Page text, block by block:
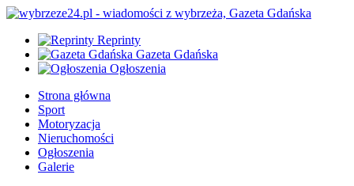
Reprinty
Gazeta Gdańska
Ogłoszenia
Strona główna
Sport
Motoryzacja
Nieruchomości
Ogłoszenia
Galerie